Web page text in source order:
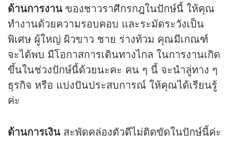
ด้านการงาน ของชาวราศีกรกฎในปักษ์นี้ ให้คุณ
ทำงานด้วยความรอบคอบ และระมัดระวังเป็น
พิเศษ ผู้ใหญ่ ผิวขาว ชาย ร่างท้วม คุณมีเกณฑ์
จะได้พบ มีโอกาสการเดินทางไกล ในการงานเกิด
ขึ้นในช่วงปักษ์นี้ด้วยนะคะ คน ๆ นี้ จะนำลู่ทาง ๆ
ธุรกิจ หรือ แบ่งปันประสบการณ์ ให้คุณได้เรียนรู้
ค่ะ
ด้านการเงิน สะพัดคล่องตัวดีไม่ติดขัดในปักษ์นี้ค่ะ